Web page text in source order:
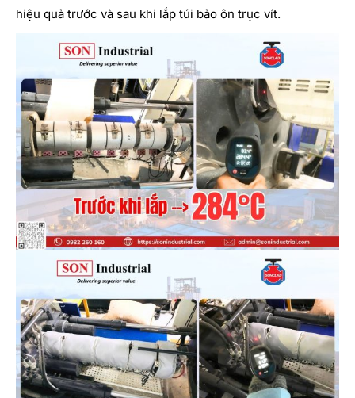
hiệu quả trước và sau khi lắp túi bảo ôn trục vít.